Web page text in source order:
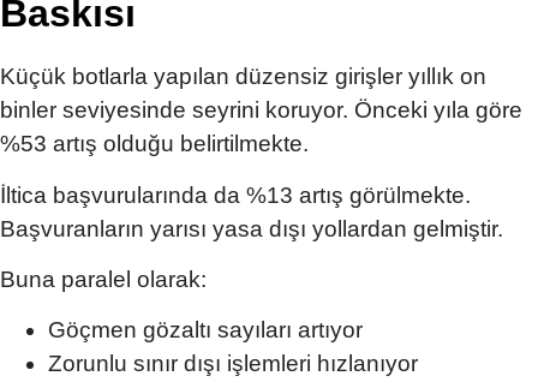
Baskısı
Küçük botlarla yapılan düzensiz girişler yıllık on
binler seviyesinde seyrini koruyor. Önceki yıla göre
%53 artış olduğu belirtilmekte.
İltica başvurularında da %13 artış görülmekte.
Başvuranların yarısı yasa dışı yollardan gelmiştir.
Buna paralel olarak:
Göçmen gözaltı sayıları artıyor
Zorunlu sınır dışı işlemleri hızlanıyor